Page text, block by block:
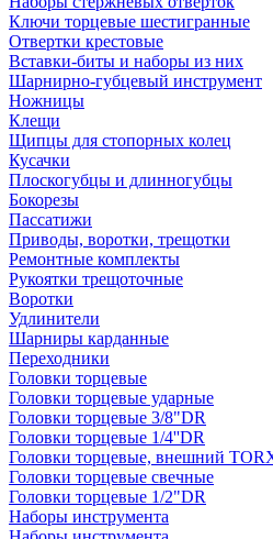
Ключи торцевые шестигранные
Отвертки крестовые
Вставки-биты и наборы из них
Шарнирно-губцевый инструмент
Ножницы
Клещи
Щипцы для стопорных колец
Кусачки
Плоскогубцы и длинногубцы
Бокорезы
Пассатижи
Приводы, воротки, трещотки
Ремонтные комплекты
Рукоятки трещоточные
Воротки
Удлинители
Шарниры карданные
Переходники
Головки торцевые
Головки торцевые ударные
Головки торцевые 3/8"DR
Головки торцевые 1/4''DR
Головки торцевые, внешний
Головки торцевые свечные
Головки торцевые 1/2"DR
Наборы инструмента